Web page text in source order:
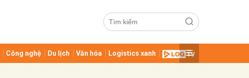
Công nghệ Du lịch Văn hóa Logistics xanh